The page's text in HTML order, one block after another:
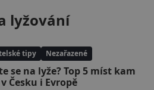
lyžování
tipy Nezařazené
se na lyže? Top 5 míst kam
Česku i Evropě